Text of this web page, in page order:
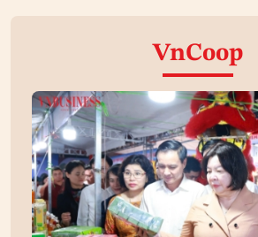
VnCoop